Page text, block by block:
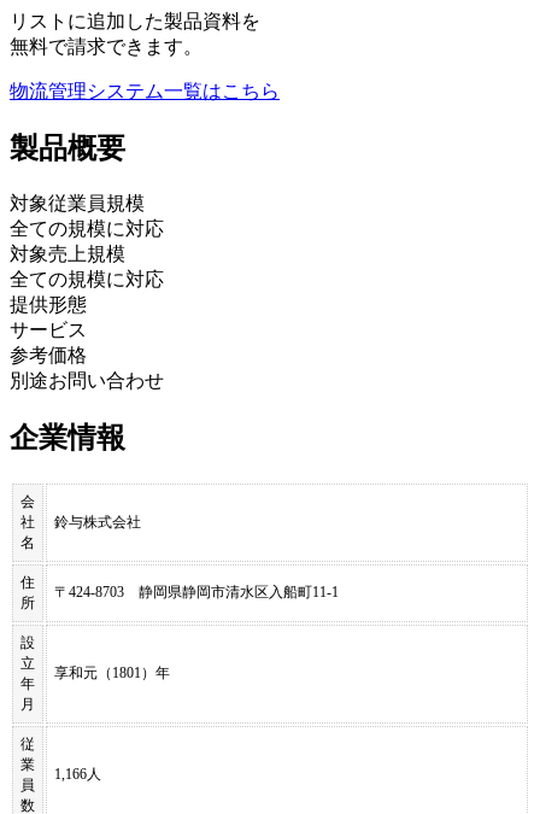
リストに追加した製品資料を
無料で請求できます。
物流管理システム一覧はこちら
製品概要
対象従業員規模
全ての規模に対応
対象売上規模
全ての規模に対応
提供形態
サービス
参考価格
別途お問い合わせ
企業情報
会
社
名
鈴与株式会社
住
所
〒424-8703 静岡県静岡市清水区入船町11-1
設
立
年
月
享和元（1801）年
従
業
員
数
1,166人